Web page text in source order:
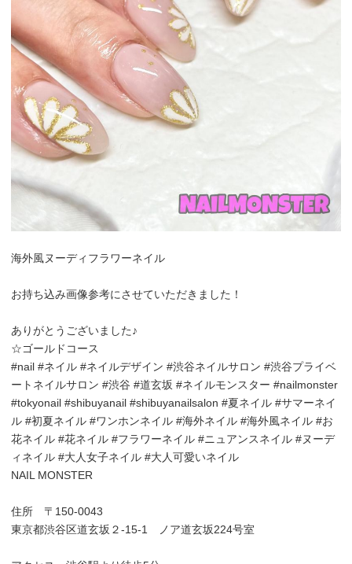
海外風ヌーディフラワーネイル
お持ち込み画像参考にさせていただきました！
ありがとうございました♪
☆ゴールドコース
#nail #ネイル #ネイルデザイン #渋谷ネイルサロン #渋谷プライベ
ートネイルサロン #渋谷 #道玄坂 #ネイルモンスター #nailmonster
#tokyonail #shibuyanail #shibuyanailsalon #夏ネイル #サマーネイ
ル #初夏ネイル #ワンホンネイル #海外ネイル #海外風ネイル #お
花ネイル #花ネイル #フラワーネイル #ニュアンスネイル #ヌーデ
ィネイル #大人女子ネイル #大人可愛いネイル
NAIL MONSTER
住所 〒150-0043
東京都渋谷区道玄坂２-15-1 ノア道玄坂224号室